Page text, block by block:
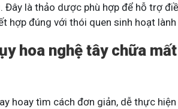
Đây là thảo dược phù hợp để hỗ trợ
hợp đúng với thói quen sinh hoạt lành
hoa nghệ tây chữa
hoay tìm cách đơn giản, dễ thực